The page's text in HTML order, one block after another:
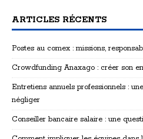
ARTICLES RÉCENTS
Postes au comex : missions,
Crowdfunding Anaxago : créer son
Entretiens annuels professionnels :
négliger
Conseiller bancaire salaire : une